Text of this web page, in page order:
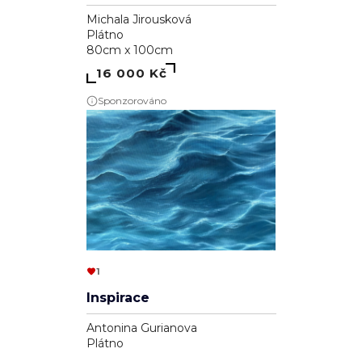
Michala Jirousková
Plátno
80cm x 100cm
16 000 Kč
Sponzorováno
1
Inspirace
Antonina Gurianova
Plátno